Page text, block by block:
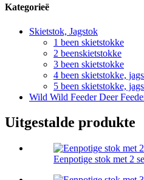
Kategorieë
Skietstok, Jagstok
1 been skietstokke
2 beenskietstokke
3 been skietstokke
4 been skietstokke,
5 been skietstokke,
Wild Wild Feeder Deer
Uitgestalde produkte
Eenpotige stok met 2